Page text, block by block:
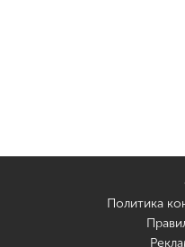
Политика